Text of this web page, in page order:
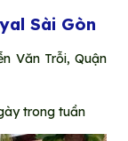
Sài Gòn
Văn Trỗi, Quận
trong tuần